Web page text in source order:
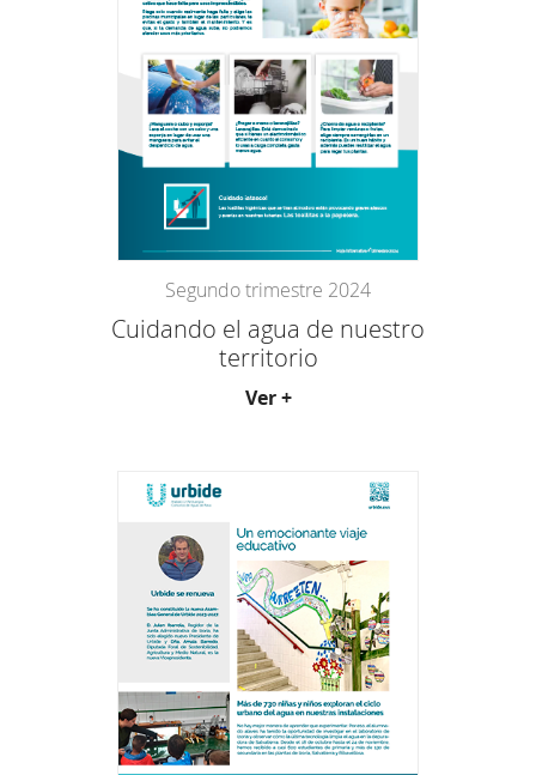
Segundo trimestre 2024
Cuidando el agua de nuestro
territorio
Ver +